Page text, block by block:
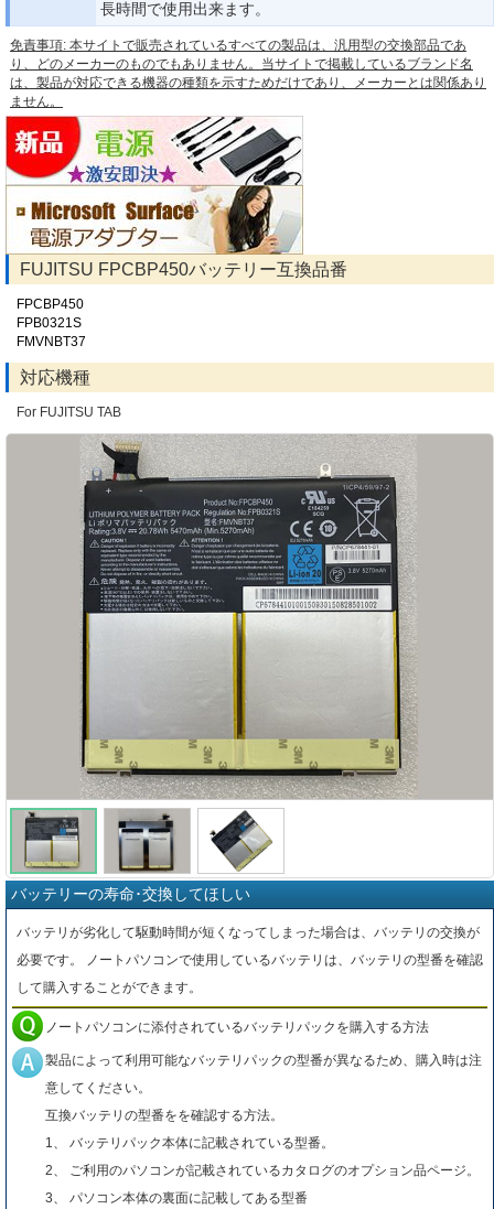
長時間で使用出来ます。
免責事項: 本サイトで販売されているすべての製品は、汎用型の交換部品であ
り、どのメーカーのものでもありません。当サイトで掲載しているブランド名
は、製品が対応できる機器の種類を示すためだけであり、メーカーとは関係あり
ません。
FUJITSU FPCBP450バッテリー互換品番
FPCBP450
FPB0321S
FMVNBT37
対応機種
For FUJITSU TAB
バッテリーの寿命･交換してほしい
バッテリが劣化して駆動時間が短くなってしまった場合は、バッテリの交換が
必要です。 ノートパソコンで使用しているバッテリは、バッテリの型番を確認
して購入することができます。
ノートパソコンに添付されているバッテリパックを購入する方法
製品によって利用可能なバッテリパックの型番が異なるため、購入時は注
意してください。
互換バッテリの型番をを確認する方法。
1、 バッテリパック本体に記載されている型番。
2、 ご利用のパソコンが記載されているカタログのオプション品ページ。
3、 パソコン本体の裏面に記載してある型番